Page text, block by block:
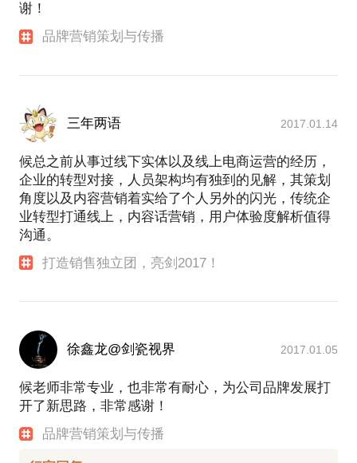
赋能实体：参与多个优质互联网项目会销，单场转化
率35%以上，场均成交额100万以上！
数字技术
《区块链商业模式创新与实现路径》—蚂蚁链大学课
程主讲人
《大数据基础与落地应用》
《5G物联网基础与商业应用》
数字企业
《企业数字化转型与实现路径》
《数字时代企业组织变革和文化重塑》
《工业大数据下的智能制造》
《智慧品牌与新媒体营销》
《重构人货场 崛起新零售》
《内容引爆：短视频与直播营销》
授课案例：
大企业：阿里巴巴、网易、捷豹路虎、环球捕手、创
谢！
品牌营销策划与传播
三年两语 2017.01.14
候总之前从事过线下实体以及线上电商运营的经历，
企业的转型对接，人员架构均有独到的见解，其策划
角度以及内容营销着实给了个人另外的闪光，传统企
业转型打通线上，内容话营销，用户体验度解析值得
沟通。
打造销售独立团，亮剑2017！
徐鑫龙@剑瓷视界 2017.01.05
候老师非常专业，也非常有耐心，为公司品牌发展打
开了新思路，非常感谢！
品牌营销策划与传播